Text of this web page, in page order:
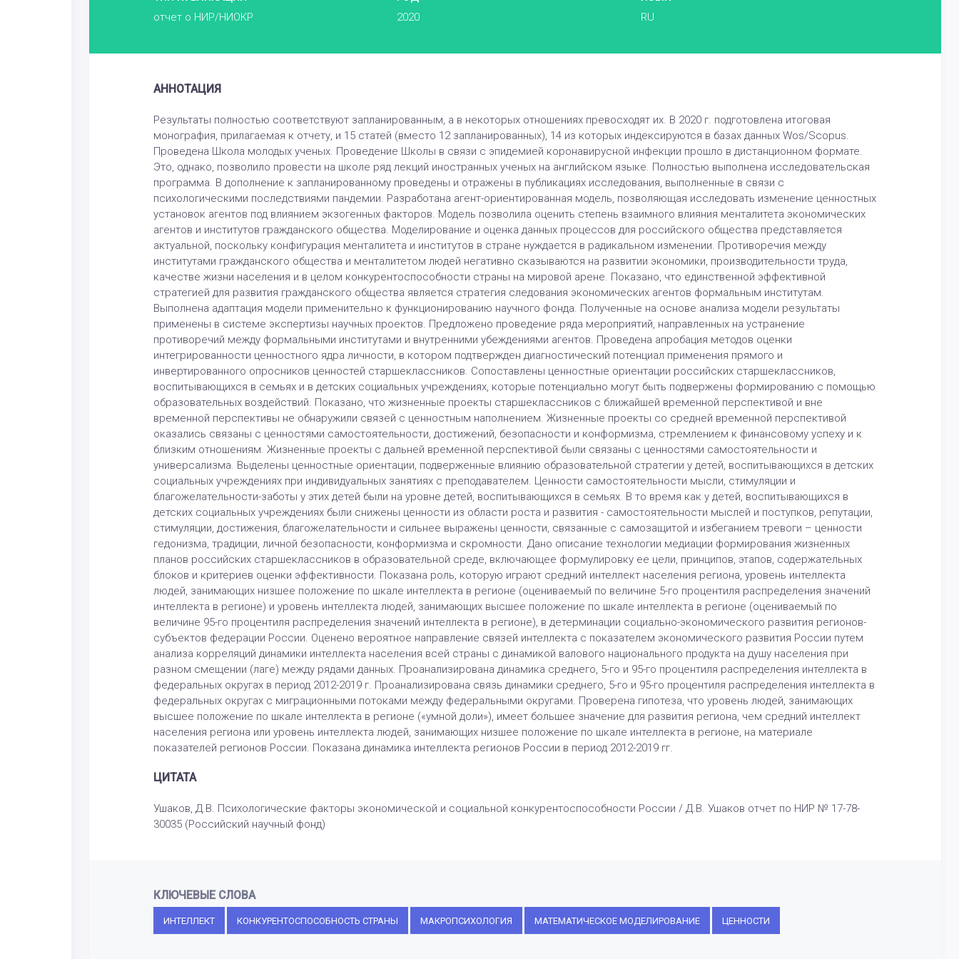
отчет о НИР/НИОКР
2020
RU
АННОТАЦИЯ
Результаты полностью соответствуют запланированным, а в некоторых отношениях превосходят их. В 2020 г. подготовлена итоговая
монография, прилагаемая к отчету, и 15 статей (вместо 12 запланированных), 14 из которых индексируются в базах данных Wos/Scopus.
Проведена Школа молодых ученых. Проведение Школы в связи с эпидемией коронавирусной инфекции прошло в дистанционном формате.
Это, однако, позволило провести на школе ряд лекций иностранных ученых на английском языке. Полностью выполнена исследовательская
программа. В дополнение к запланированному проведены и отражены в публикациях исследования, выполненные в связи с
психологическими последствиями пандемии. Разработана агент-ориентированная модель, позволяющая исследовать изменение ценностных
установок агентов под влиянием экзогенных факторов. Модель позволила оценить степень взаимного влияния менталитета экономических
агентов и институтов гражданского общества. Моделирование и оценка данных процессов для российского общества представляется
актуальной, поскольку конфигурация менталитета и институтов в стране нуждается в радикальном изменении. Противоречия между
институтами гражданского общества и менталитетом людей негативно сказываются на развитии экономики, производительности труда,
качестве жизни населения и в целом конкурентоспособности страны на мировой арене. Показано, что единственной эффективной
стратегией для развития гражданского общества является стратегия следования экономических агентов формальным институтам.
Выполнена адаптация модели применительно к функционированию научного фонда. Полученные на основе анализа модели результаты
применены в системе экспертизы научных проектов. Предложено проведение ряда мероприятий, направленных на устранение
противоречий между формальными институтами и внутренними убеждениями агентов. Проведена апробация методов оценки
интегрированности ценностного ядра личности, в котором подтвержден диагностический потенциал применения прямого и
инвертированного опросников ценностей старшеклассников. Сопоставлены ценностные ориентации российских старшеклассников,
воспитывающихся в семьях и в детских социальных учреждениях, которые потенциально могут быть подвержены формированию с помощью
образовательных воздействий. Показано, что жизненные проекты старшеклассников с ближайшей временной перспективой и вне
временной перспективы не обнаружили связей с ценностным наполнением. Жизненные проекты со средней временной перспективой
оказались связаны с ценностями самостоятельности, достижений, безопасности и конформизма, стремлением к финансовому успеху и к
близким отношениям. Жизненные проекты с дальней временной перспективой были связаны с ценностями самостоятельности и
универсализма. Выделены ценностные ориентации, подверженные влиянию образовательной стратегии у детей, воспитывающихся в детских
социальных учреждениях при индивидуальных занятиях с преподавателем. Ценности самостоятельности мысли, стимуляции и
благожелательности-заботы у этих детей были на уровне детей, воспитывающихся в семьях. В то время как у детей, воспитывающихся в
детских социальных учреждениях были снижены ценности из области роста и развития - самостоятельности мыслей и поступков, репутации,
стимуляции, достижения, благожелательности и сильнее выражены ценности, связанные с самозащитой и избеганием тревоги – ценности
гедонизма, традиции, личной безопасности, конформизма и скромности. Дано описание технологии медиации формирования жизненных
планов российских старшеклассников в образовательной среде, включающее формулировку ее цели, принципов, этапов, содержательных
блоков и критериев оценки эффективности. Показана роль, которую играют средний интеллект населения региона, уровень интеллекта
людей, занимающих низшее положение по шкале интеллекта в регионе (оцениваемый по величине 5-го процентиля распределения значений
интеллекта в регионе) и уровень интеллекта людей, занимающих высшее положение по шкале интеллекта в регионе (оцениваемый по
величине 95-го процентиля распределения значений интеллекта в регионе), в детерминации социально-экономического развития регионов-
субъектов федерации России. Оценено вероятное направление связей интеллекта с показателем экономического развития России путем
анализа корреляций динамики интеллекта населения всей страны с динамикой валового национального продукта на душу населения при
разном смещении (лаге) между рядами данных. Проанализирована динамика среднего, 5-го и 95-го процентиля распределения интеллекта в
федеральных округах в период 2012-2019 г. Проанализирована связь динамики среднего, 5-го и 95-го процентиля распределения интеллекта в
федеральных округах с миграционными потоками между федеральными округами. Проверена гипотеза, что уровень людей, занимающих
высшее положение по шкале интеллекта в регионе («умной доли»), имеет большее значение для развития региона, чем средний интеллект
населения региона или уровень интеллекта людей, занимающих низшее положение по шкале интеллекта в регионе, на материале
показателей регионов России. Показана динамика интеллекта регионов России в период 2012-2019 гг.
ЦИТАТА
Ушаков, Д.В. Психологические факторы экономической и социальной конкурентоспособности России / Д.В. Ушаков отчет по НИР № 17-78-
30035 (Российский научный фонд)
КЛЮЧЕВЫЕ СЛОВА
ИНТЕЛЛЕКТ КОНКУРЕНТОСПОСОБНОСТЬ СТРАНЫ МАКРОПСИХОЛОГИЯ МАТЕМАТИЧЕСКОЕ МОДЕЛИРОВАНИЕ ЦЕННОСТИ